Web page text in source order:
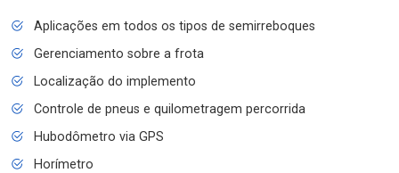
Aplicações em todos os tipos de semirreboques
Gerenciamento sobre a frota
Localização do implemento
Controle de pneus e quilometragem percorrida
Hubodômetro via GPS
Horímetro